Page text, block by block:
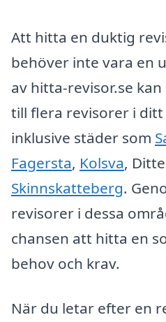
Att hitta en duktig
behöver inte vara en
av hitta-revisor.se
till flera revisorer i
inklusive städer som
Fagersta, Kolsva,
Skinnskatteberg.
revisorer i dessa
chansen att hitta en
behov och krav.
När du letar efter en